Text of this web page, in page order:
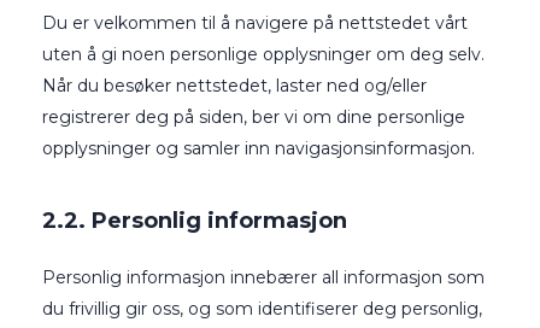
Du er velkommen til å navigere på nettstedet vårt
uten å gi noen personlige opplysninger om deg selv.
Når du besøker nettstedet, laster ned og/eller
registrerer deg på siden, ber vi om dine personlige
opplysninger og samler inn navigasjonsinformasjon.
2.2. Personlig informasjon
Personlig informasjon innebærer all informasjon som
du frivillig gir oss, og som identifiserer deg personlig,